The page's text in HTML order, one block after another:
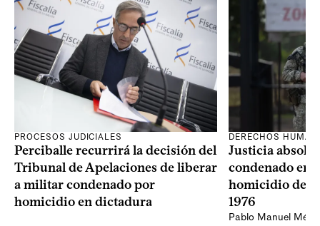
PROCESOS JUDICIALES
Perciballe recurrirá la decisión del
Tribunal de Apelaciones de liberar
a militar condenado por
homicidio en dictadura
DERECHOS
Justicia
condenado en
homicidio de
1976
Pablo Manuel